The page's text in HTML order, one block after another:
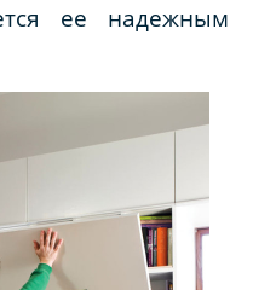
ее надежным